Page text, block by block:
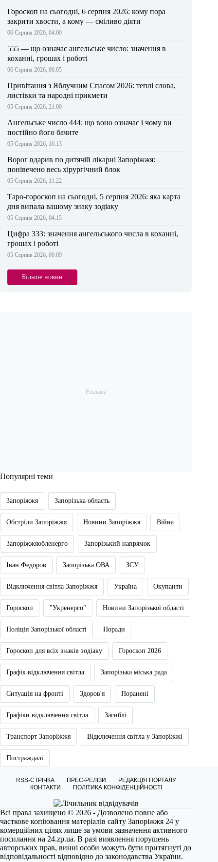
Гороскоп на сьогодні, 6 серпня 2026: кому пора
закрити хвости, а кому — сміливо діяти
06 Серпня 2026, 04:00
555 — що означає ангельське число: значення в
коханні, грошах і роботі
06 Серпня 2026, 00:05
Привітання з Яблучним Спасом 2026: теплі слова,
листівки та народні прикмети
05 Серпня 2026, 21:00
Ангельське число 444: що воно означає і чому ви
постійно його бачите
05 Серпня 2026, 16:13
Ворог вдарив по дитячій лікарні Запоріжжя:
понівечено весь хірургічний блок
05 Серпня 2026, 11:22
Таро-гороскоп на сьогодні, 5 серпня 2026: яка карта
дня випала вашому знаку зодіаку
05 Серпня 2026, 04:15
Цифра 333: значення ангельського числа в коханні,
грошах і роботі
05 Серпня 2026, 00:09
Більше новин
Популярні теми
Запоріжжя Запорізька область
Обстріли Запоріжжя Новини Запоріжжя Війна
Запоріжжяобленерго Запорізький напрямок
Іван Федоров Запорізька ОВА ЗСУ
Відключення світла Запоріжжя Україна Окупанти
Гороскоп "Укренерго" Новини Запорізької області
Поліція Запорізької області Поради
Гороскоп для всіх знаків зодіаку Гороскоп 2026
Графік відключення світла Запорізька міська рада
Ситуація на фронті Здоров'я Поранені
Графіки відключення світла Загиблі
Транспорт Запоріжжя Відключення світла у Запоріжжі
Постраждалі
RSS-СТРІЧКА ПРЕС-РЕЛІЗИ
РЕДАКЦІЯ ПОРТАЛУ
КОНТАКТИ
ПОЛІТИКА КОНФІДЕНЦІЙНОСТІ
Всі права захищено © 2026 - Дозволено повне або
часткове копіювання матеріалів сайту Запоріжжя 24 у
комерційних цілях лише за умови зазначення активного
посилання на 24.zp.ua. В разі виявлення порушень
авторських прав, винні особи можуть бути притягнуті до
відповідальності відповідно до законодавства України.